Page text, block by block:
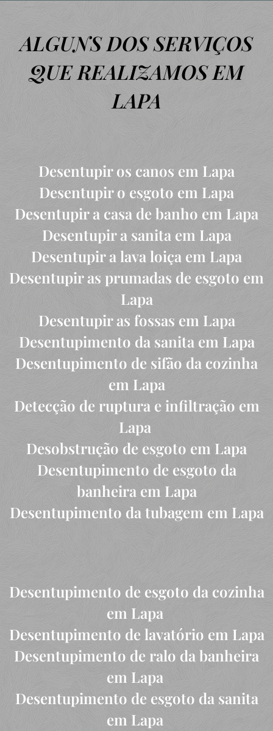
ALGUNS DOS SERVIÇOS
QUE REALIZAMOS EM
LAPA
Desentupir os canos em Lapa
Desentupir o esgoto em Lapa
Desentupir a casa de banho em Lapa
Desentupir a sanita em Lapa
Desentupir a lava loiça em Lapa
Desentupir as prumadas de esgoto em
Lapa
Desentupir as fossas em Lapa
Desentupimento da sanita em Lapa
Desentupimento de sifão da cozinha
em Lapa
Detecção de ruptura e infiltração em
Lapa
Desobstrução de esgoto em Lapa
Desentupimento de esgoto da
banheira em Lapa
Desentupimento da tubagem em Lapa
Desentupimento de esgoto da cozinha
em Lapa
Desentupimento de lavatório em Lapa
Desentupimento de ralo da banheira
em Lapa
Desentupimento de esgoto da sanita
em Lapa